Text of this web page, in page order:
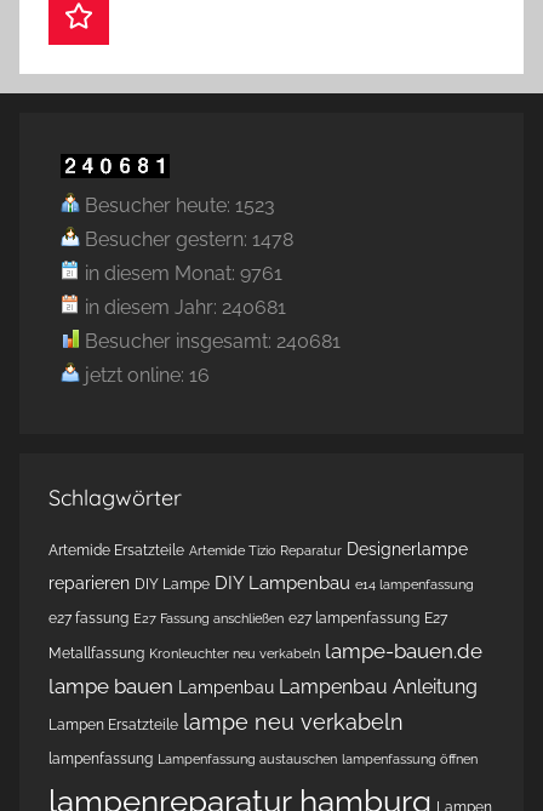
Webshop
Besucher heute: 1523
Besucher gestern: 1478
in diesem Monat: 9761
in diesem Jahr: 240681
Besucher insgesamt: 240681
jetzt online: 16
Schlagwörter
Artemide Ersatzteile Artemide Tizio Reparatur Designerlampe
reparieren DIY Lampe DIY Lampenbau e14 lampenfassung
e27 fassung E27 Fassung anschließen e27 lampenfassung E27
Metallfassung Kronleuchter neu verkabeln lampe-bauen.de
lampe bauen
Lampenbau Lampenbau Anleitung
Lampen Ersatzteile lampe neu verkabeln
lampenfassung Lampenfassung austauschen lampenfassung öffnen
lampenreparatur hamburg Lampen